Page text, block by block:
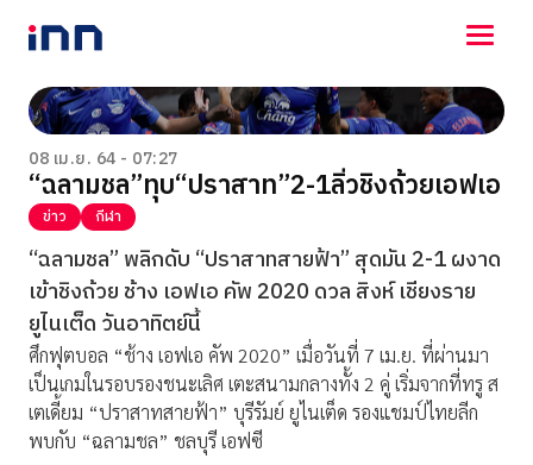
NEWS
ENTERTAINMENT
LIFESTYLE
HOROSCOPE
LOTTERY
VIDEO
ร่วมด้วยช่วยกัน
08 เม.ย. 64 - 07:27
“ฉลามชล”ทุบ“ปราสาท”2-1ลิ่วชิงถ้วยเอฟเอ
ข่าว กีฬา
“ฉลามชล” พลิกดับ “ปราสาทสายฟ้า” สุดมัน 2-1 ผงาด
เข้าชิงถ้วย ช้าง เอฟเอ คัพ 2020 ดวล สิงห์ เชียงราย
ยูไนเต็ด วันอาทิตย์นี้
ศึกฟุตบอล “ช้าง เอฟเอ คัพ 2020” เมื่อวันที่ 7 เม.ย. ที่ผ่านมา
เป็นเกมในรอบรองชนะเลิศ เตะสนามกลางทั้ง 2 คู่ เริ่มจากที่ทรู ส
เตเดี้ยม “ปราสาทสายฟ้า” บุรีรัมย์ ยูไนเต็ด รองแชมป์ไทยลีก
พบกับ “ฉลามชล” ชลบุรี เอฟซี